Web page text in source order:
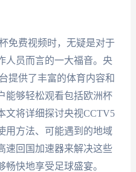
免费视频时，无疑是对于
人员而言的一大福音。央
提供了丰富的体育内容和
能够轻松观看包括欧洲杯
文将详细探讨央视CCTV5
用方法、可能遇到的地域
速回国加速器来解决这些
快地享受足球盛宴。